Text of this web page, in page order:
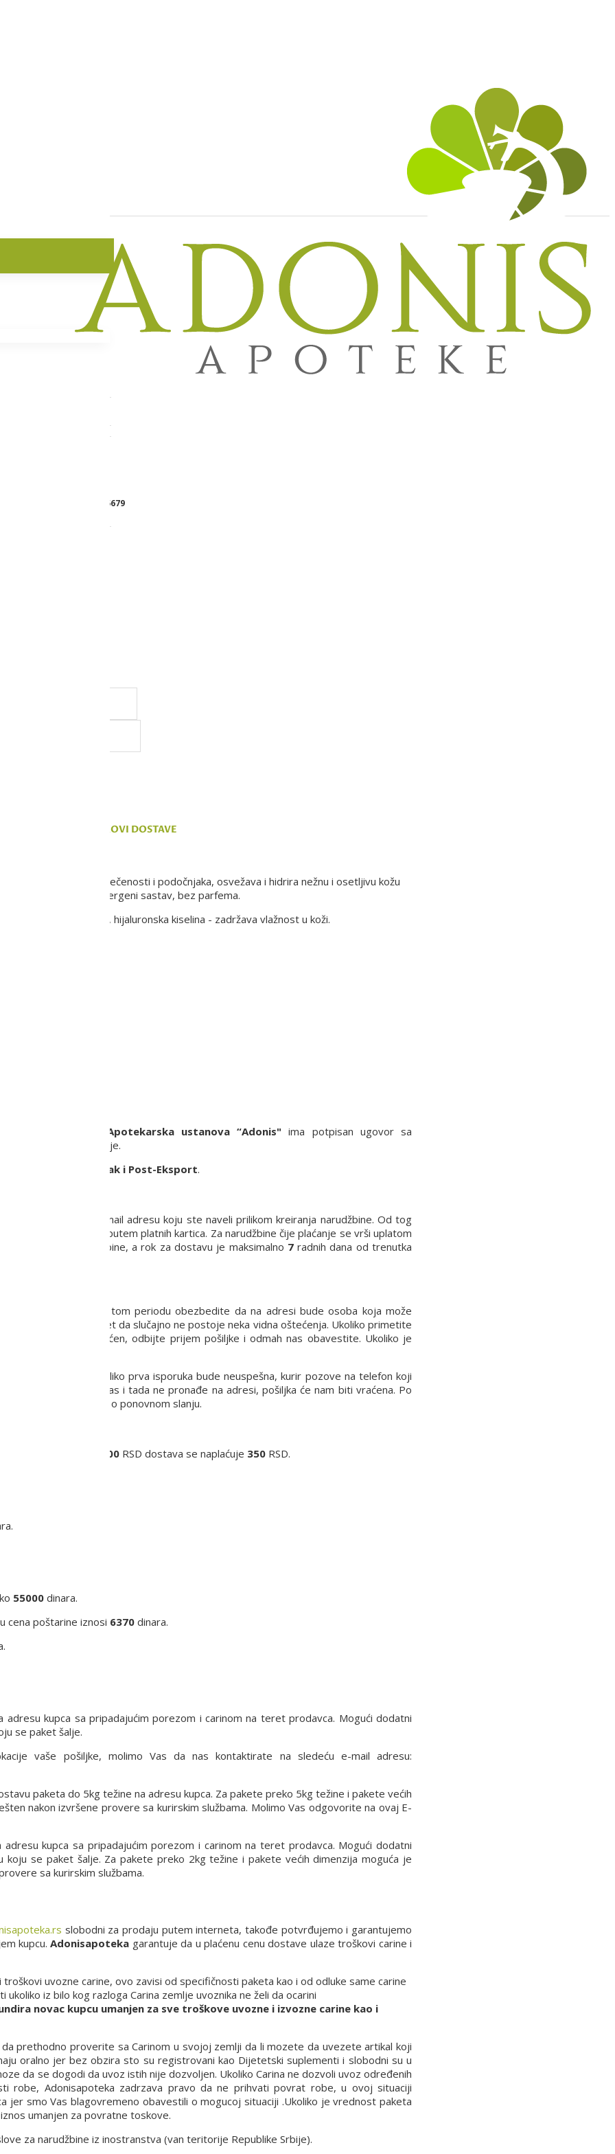
315679
ne možemo da
su deo naše ponude,
TROŠKOVI DOSTAVE
se bori protiv natečenosti i podočnjaka, osvežava i hidrira nežnu i osetljivu kožu
sloj kože. Hipoalergeni sastav, bez parfema.
zaštitni sloj kože, hijaluronska kiselina - zadržava vlažnost u koži.
Apotekarska ustanova “Adonis" ima potpisan ugovor sa
Republike Srbije.
usluge
Post-Pak i Post-Eksport.
na Vašu e-mail adresu koju ste naveli prilikom kreiranja narudžbine. Od tog
robe pouzećem ili putem platnih kartica. Za narudžbine čije plaćanje se vrši uplatom
sa potvrdom narudžbine, a rok za dostavu je maksimalno 7radnih dana od trenutka
h. Molimo Vas da u tom periodu obezbedite da na adresi bude osoba koja može
pregledate paket da slučajno ne postoje neka vidna oštećenja. Ukoliko primetite
možda oštećen, odbijte prijem pošiljke i odmah nas obavestite. Ukoliko je
kuriru adresnicu.
praksa je da Vas, ukoliko prva isporuka bude neuspešna, kurir pozove na telefon koji
dostavu. Ukoliko Vas i tada ne pronađe na adresi, pošiljka će nam biti vraćena. Po
i dogovoriti se o ponovnom slanju.
6000 RSD dostava se naplaćuje 350 RSD.
55000 dinara.
cena poštarine iznosi 6370 dinara.
kupca sa pripadajućim porezom i carinom na teret prodavca. Mogući dodatni
se paket šalje.
vaše pošiljke, molimo Vas da nas kontaktirate na sledeću e-mail adresu:
paketa do 5kg težine na adresu kupca. Za pakete preko 5kg težine i pakete većih
nakon izvršene provere sa kurirskim službama. Molimo Vas odgovorite na ovaj E-
kupca sa pripadajućim porezom i carinom na teret prodavca. Mogući dodatni
se paket šalje. Za pakete preko 2kg težine i pakete većih dimenzija moguća je
sa kurirskim službama.
slobodni za prodaju putem interneta, takođe potvrđujemo i garantujemo
kupcu.Adonisapoteka garantuje da u plaćenu cenu dostave ulaze troškovi carine i
uvozne carine, ovo zavisi od specifičnosti paketa kao i od odluke same carine
iz bilo kog razloga Carina zemlje uvoznika ne želi da ocarini
novac kupcu umanjen za sve troškove uvozne i izvozne carine kao i
prethodno proverite sa Carinom u svojoj zemlji da li mozete da uvezete artikal koji
oralno jer bez obzira sto su registrovani kao Dijetetski suplementi i slobodni su u
da se dogodi da uvoz istih nije dozvoljen. Ukoliko Carina ne dozvoli uvoz određenih
robe, Adonisapoteka zadrzava pravo da ne prihvati povrat robe, u ovoj situaciji
jer smo Vas blagovremeno obavestili o mogucoj situaciji .Ukoliko je vrednost paketa
umanjen za povratne toskove.
za narudžbine iz inostranstva (van teritorije Republike Srbije).